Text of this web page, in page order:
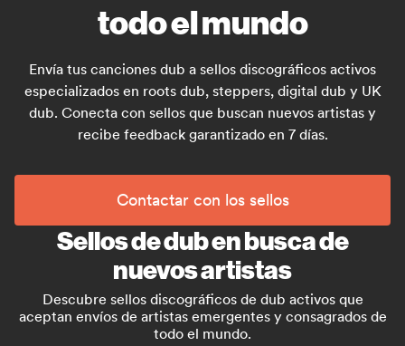
todo el mundo
Envía tus canciones dub a sellos discográficos activos
especializados en roots dub, steppers, digital dub y UK
dub. Conecta con sellos que buscan nuevos artistas y
recibe feedback garantizado en 7 días.
Contactar con los sellos
Sellos de dub en busca de
nuevos artistas
Descubre sellos discográficos de dub activos que
aceptan envíos de artistas emergentes y consagrados de
todo el mundo.